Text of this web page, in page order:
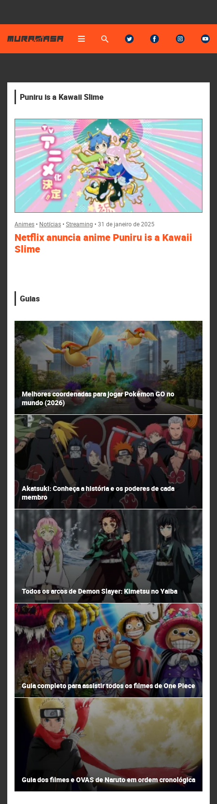
Puniru is a Kawaii Slime
Animes• Notícias•Streaming •31 de janeiro de 2025
Netflix anuncia anime Puniru is a Kawaii
Slime
Guias
Melhores coordenadas para jogar Pokémon GO no
mundo (2026)
Akatsuki: Conheça a história e os poderes de cada
membro
Todos os arcos de Demon Slayer: Kimetsu no Yaiba
Guia completo para assistir todos os filmes de One Piece
Guia dos filmes e OVAS de Naruto em ordem cronológica